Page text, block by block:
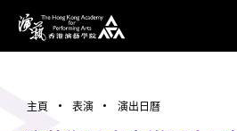
香港演藝學院
主頁 表演 演出日曆